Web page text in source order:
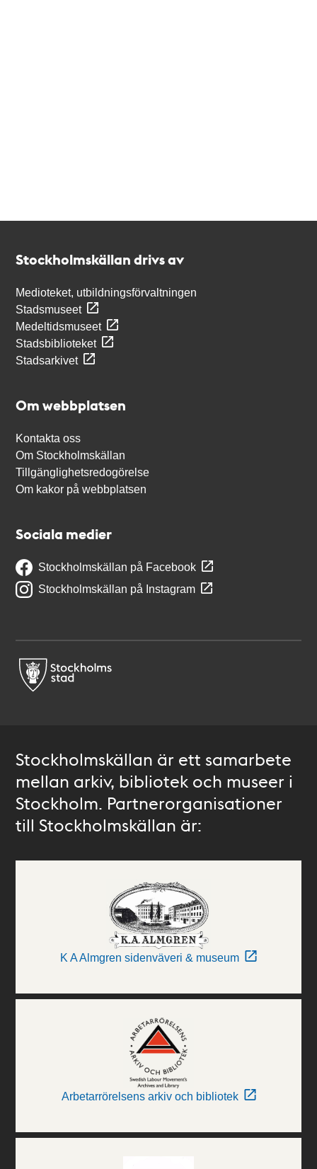
Stockholmskällan drivs av
Medioteket, utbildningsförvaltningen
Stadsmuseet
Medeltidsmuseet
Stadsbiblioteket
Stadsarkivet
Om webbplatsen
Kontakta oss
Om Stockholmskällan
Tillgänglighetsredogörelse
Om kakor på webbplatsen
Sociala medier
Stockholmskällan på Facebook
Stockholmskällan på Instagram
Stockholmskällan är ett samarbete
mellan arkiv, bibliotek och museer i
Stockholm. Partnerorganisationer
till Stockholmskällan är:
K A Almgren sidenväveri & museum
Arbetarrörelsens arkiv och bibliotek